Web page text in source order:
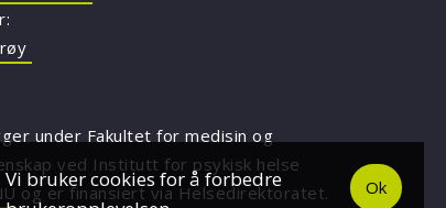
under Fakultet for medisin og
ved Institutt for psykisk helse
og er finansiert via Helsedirektoratet.
Vi bruker cookies for å forbedre
Ok